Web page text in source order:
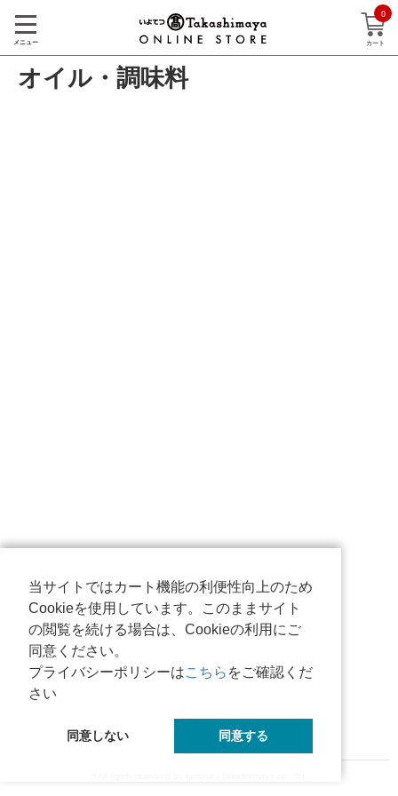
メニュー
0
カート
オイル・調味料
当サイトではカート機能の利便性向上のため
Cookieを使用しています。このままサイト
の閲覧を続ける場合は、Cookieの利用にご
同意ください。
プライバシーポリシーはこちら をご確認くだ
さい
同意しない 同意する